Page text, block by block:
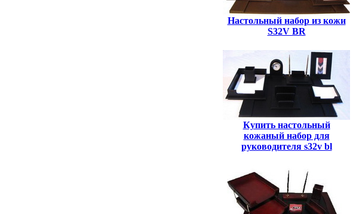
Настольный набор из кожи
S32V BR
Купить настольный
кожаный набор для
руководителя s32v bl